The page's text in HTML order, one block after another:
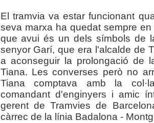
El tramvia va estar funcionant
seva marxa ha quedat sempre
que avui és un dels símbols de
senyor Garí, que era l'alcalde de
a aconseguir la prolongació de
Tiana. Les converses però no
Tiana comptava amb la
comandant d'enginyers i amic
gerent de Tramvies de
càrrec de la línia Badalona -